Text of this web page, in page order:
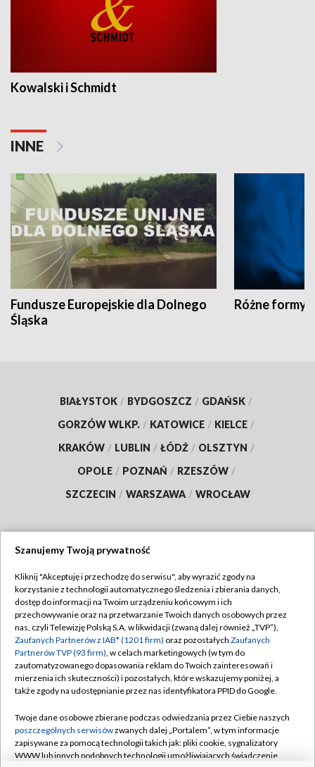
Kowalski i Schmidt
INNE
Fundusze Europejskie dla Dolnego
Śląska
Różne formy
BIAŁYSTOK / BYDGOSZCZ / GDAŃSK /
GORZÓW WLKP. / KATOWICE / KIELCE /
KRAKÓW / LUBLIN / ŁÓDŹ / OLSZTYN /
OPOLE / POZNAŃ / RZESZÓW /
SZCZECIN / WARSZAWA / WROCŁAW
TVP
Abonament TVP
Emisja w TVP
Centrum informacji TVP
Naziemna Telewizja Cyfrowa
Rada Programowa
System NOS
Regulamin TVP
Polityka prywatności
Moje zgody
Pomoc
Kontakt
Szanujemy Twoją prywatność
Kliknij "Akceptuję i przechodzę do serwisu", aby wyrazić zgody na
korzystanie z technologii automatycznego śledzenia i zbierania danych,
dostęp do informacji na Twoim urządzeniu końcowym i ich
przechowywanie oraz na przetwarzanie Twoich danych osobowych przez
nas, czyli Telewizję Polską S.A. w likwidacji (zwaną dalej również „TVP”),
Zaufanych Partnerów z IAB* (1201 firm) oraz pozostałych Zaufanych
Partnerów TVP (93 firm), w celach marketingowych (w tym do
zautomatyzowanego dopasowania reklam do Twoich zainteresowań i
mierzenia ich skuteczności) i pozostałych, które wskazujemy poniżej, a
także zgody na udostępnianie przez nas identyfikatora PPID do Google.
Twoje dane osobowe zbierane podczas odwiedzania przez Ciebie naszych
poszczególnych serwisówzwanych dalej „Portalem”, w tym informacje
zapisywane za pomocą technologii takich jak: pliki cookie, sygnalizatory
WWW lub innych podobnych technologii umożliwiających świadczenie